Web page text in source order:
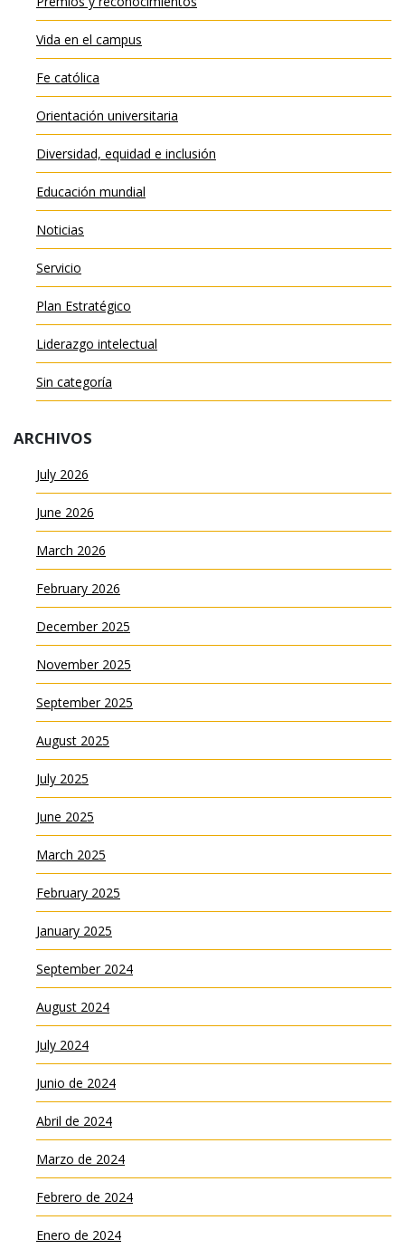
Vida en el campus
Fe católica
Orientación universitaria
Diversidad, equidad e inclusión
Educación mundial
Noticias
Servicio
Plan Estratégico
Liderazgo intelectual
Sin categoría
ARCHIVOS
July 2026
June 2026
March 2026
February 2026
December 2025
November 2025
September 2025
August 2025
July 2025
June 2025
March 2025
February 2025
January 2025
September 2024
August 2024
July 2024
Junio de 2024
Abril de 2024
Marzo de 2024
Febrero de 2024
Enero de 2024